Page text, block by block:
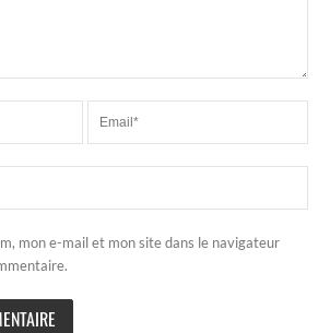
mon e-mail et mon site dans le navigateur